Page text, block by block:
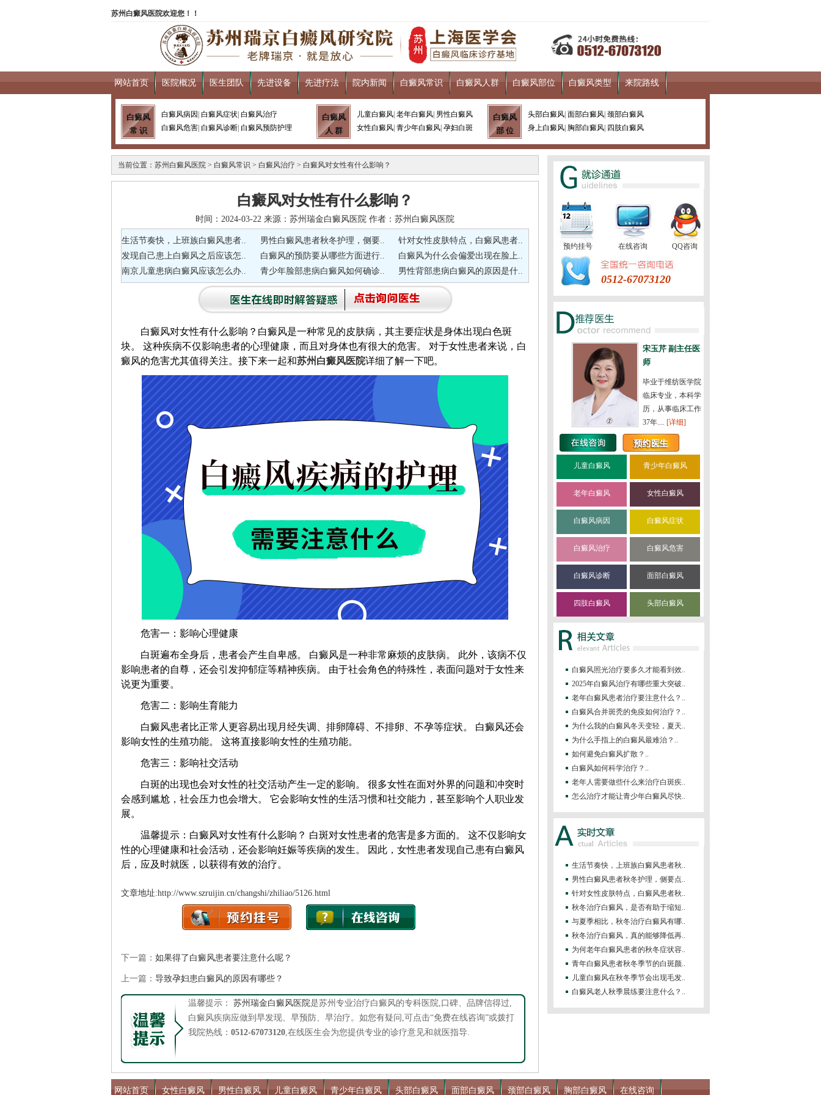
苏州白癜风医院欢迎您！！
网站首页 医院概况 医生团队 先进设备 先进疗法 院内新闻 白癜风常识 白癜风人群 白癜风部位 白癜风类型 来院路线
白癜风
常 识
白癜风病因 白癜风症状 白癜风治疗
白癜风危害 白癜风诊断 白癜风预防护理
白癜风
人 群
儿童白癜风 老年白癜风 男性白癜风
女性白癜风 青少年白癜风 孕妇白斑
白癜风
部 位
头部白癜风 面部白癜风 颈部白癜风
身上白癜风 胸部白癜风 四肢白癜风
当前位置： 苏州白癜风医院 > 白癜风常识 > 白癜风治疗 > 白癜风对女性有什么影响？
白癜风对女性有什么影响？
时间：2024-03-22 来源：苏州瑞金白癜风医院 作者：苏州白癜风医院
生活节奏快，上班族白癜风患者.. 男性白癜风患者秋冬护理，侧要..
针对女性皮肤特点，白癜风患者..
发现自己患上白癜风之后应该怎..
白癜风的预防要从哪些方面进行..
白癜风为什么会偏爱出现在脸上..
南京儿童患病白癜风应该怎么办..
青少年脸部患病白癜风如何确诊.. 男性背部患病白癜风的原因是什..
白癜风对女性有什么影响？白癜风是一种常见的皮肤病，其主要症状是身体出现白色斑
块。 这种疾病不仅影响患者的心理健康，而且对身体也有很大的危害。 对于女性患者来说，白
癜风的危害尤其值得关注。接下来一起和苏州白癜风医院详细了解一下吧。
危害一：影响心理健康
白斑遍布全身后，患者会产生自卑感。 白癜风是一种非常麻烦的皮肤病。 此外，该病不仅
影响患者的自尊，还会引发抑郁症等精神疾病。 由于社会角色的特殊性，表面问题对于女性来
说更为重要。
危害二：影响生育能力
白癜风患者比正常人更容易出现月经失调、排卵障碍、不排卵、不孕等症状。 白癜风还会
影响女性的生殖功能。 这将直接影响女性的生殖功能。
危害三：影响社交活动
白斑的出现也会对女性的社交活动产生一定的影响。 很多女性在面对外界的问题和冲突时
会感到尴尬，社会压力也会增大。 它会影响女性的生活习惯和社交能力，甚至影响个人职业发
展。
温馨提示：白癜风对女性有什么影响？ 白斑对女性患者的危害是多方面的。 这不仅影响女
性的心理健康和社会活动，还会影响妊娠等疾病的发生。 因此，女性患者发现自己患有白癜风
后，应及时就医，以获得有效的治疗。
文章地址:http://www.szruijin.cn/changshi/zhiliao/5126.html
下一篇： 如果得了白癜风患者要注意什么呢？
上一篇： 导致孕妇患白癜风的原因有哪些？
温馨提示： 苏州瑞金白癜风医院是苏州专业治疗白癜风的专科医院,口碑、品牌信得过,
白癜风疾病应做到早发现、早预防、早治疗。如您有疑问,可点击“免费在线咨询”或拨打
我院热线： 0512-67073120,在线医生会为您提供专业的诊疗意见和就医指导.
预约挂号 在线咨询 QQ咨询
0512-67073120
宋玉芹 副主任医
师
毕业于维纺医学院
临床专业，本科学
历，从事临床工作
37年.... [详细]
儿童白癜风 青少年白癜风
老年白癜风 女性白癜风
白癜风病因 白癜风症状
白癜风治疗 白癜风危害
白癜风诊断 面部白癜风
四肢白癜风 头部白癜风
白癜风照光治疗要多久才能看到效..
2025年白癜风治疗有哪些重大突破..
老年白癜风患者治疗要注意什么？..
白癜风合并斑秃的免疫如何治疗？..
为什么我的白癜风冬天变轻，夏天..
为什么手指上的白癜风最难治？..
如何避免白癜风扩散？..
白癜风如何科学治疗？..
老年人需要做些什么来治疗白斑疾..
怎么治疗才能让青少年白癜风尽快..
生活节奏快，上班族白癜风患者秋..
男性白癜风患者秋冬护理，侧要点..
针对女性皮肤特点，白癜风患者秋..
秋冬治疗白癜风，是否有助于缩短..
与夏季相比，秋冬治疗白癜风有哪..
秋冬治疗白癜风，真的能够降低再..
为何老年白癜风患者的秋冬症状容..
青年白癜风患者秋冬季节的白斑颜..
儿童白癜风在秋冬季节会出现毛发..
白癜风老人秋季晨练要注意什么？..
网站首页 女性白癜风 男性白癜风 儿童白癜风 青少年白癜风 头部白癜风 面部白癜风 颈部白癜风 胸部白癜风 在线咨询